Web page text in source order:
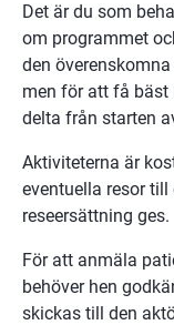
Det är du som
om programmet
den
men för att få bäst
delta från starten
Aktiviteterna är
eventuella resor
reseersättning ges.
För att anmäla
behöver hen
skickas till den